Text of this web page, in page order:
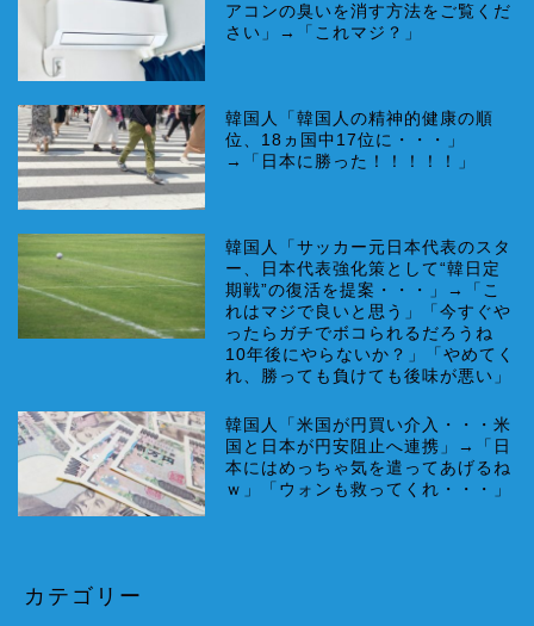
アコンの臭いを消す方法をご覧くだ
さい」→「これマジ？」
韓国人「韓国人の精神的健康の順
位、18ヵ国中17位に・・・」
→「日本に勝った！！！！！」
韓国人「サッカー元日本代表のスタ
ー、日本代表強化策として“韓日定
期戦”の復活を提案・・・」→「こ
れはマジで良いと思う」「今すぐや
ったらガチでボコられるだろうね
10年後にやらないか？」「やめてく
れ、勝っても負けても後味が悪い」
韓国人「米国が円買い介入・・・米
国と日本が円安阻止へ連携」→「日
本にはめっちゃ気を遣ってあげるね
ｗ」「ウォンも救ってくれ・・・」
カテゴリー